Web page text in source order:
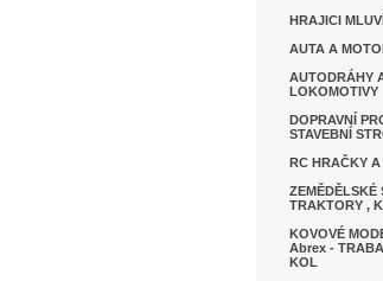
HRAJICI
AUTA A
AUTODRÁHY
LOKOMOTIVY
DOPRAVNÍ
STAVEBNÍ
RC HRAČKY A
ZEMĚDĚLSKÉ
TRAKTORY ,
KOVOVÉ
Abrex -
KOL